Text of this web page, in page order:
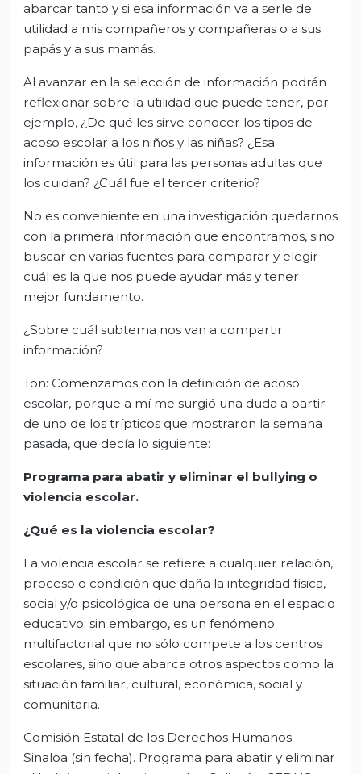
abarcar tanto y si esa información va a serle de
utilidad a mis compañeros y compañeras o a sus
papás y a sus mamás.
Al avanzar en la selección de información podrán
reflexionar sobre la utilidad que puede tener, por
ejemplo, ¿De qué les sirve conocer los tipos de
acoso escolar a los niños y las niñas? ¿Esa
información es útil para las personas adultas que
los cuidan? ¿Cuál fue el tercer criterio?
No es conveniente en una investigación quedarnos
con la primera información que encontramos, sino
buscar en varias fuentes para comparar y elegir
cuál es la que nos puede ayudar más y tener
mejor fundamento.
¿Sobre cuál subtema nos van a compartir
información?
Ton: Comenzamos con la definición de acoso
escolar, porque a mí me surgió una duda a partir
de uno de los trípticos que mostraron la semana
pasada, que decía lo siguiente:
Programa para abatir y eliminar el bullying o
violencia escolar.
¿Qué es la violencia escolar?
La violencia escolar se refiere a cualquier relación,
proceso o condición que daña la integridad física,
social y/o psicológica de una persona en el espacio
educativo; sin embargo, es un fenómeno
multifactorial que no sólo compete a los centros
escolares, sino que abarca otros aspectos como la
situación familiar, cultural, económica, social y
comunitaria.
Comisión Estatal de los Derechos Humanos.
Sinaloa (sin fecha). Programa para abatir y eliminar